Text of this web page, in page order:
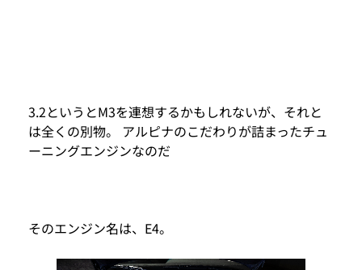
3.2というとM3を連想するかもしれないが、それと
は全くの別物。 アルピナのこだわりが詰まったチュ
ーニングエンジンなのだ
そのエンジン名は、E4。